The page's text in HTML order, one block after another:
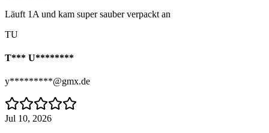
Läuft 1A und kam super sauber verpackt an
TU
T*** U********
y*********@gmx.de
Jul 10, 2026